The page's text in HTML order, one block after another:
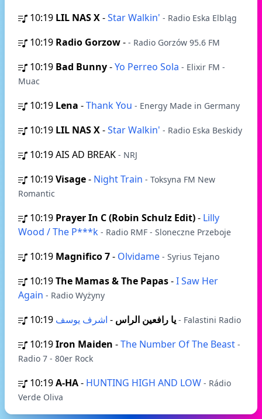
10:19 LIL NAS X-Star Walkin' - Radio Eska Elbląg
10:19 Radio Gorzow- - Radio Gorzów 95.6 FM
10:19 Bad Bunny-Yo Perreo Sola - Elixir FM -
Muac
10:19 Lena -Thank You - Energy Made in Germany
10:19 LIL NAS X-Star Walkin' - Radio Eska Beskidy
10:19AIS AD BREAK - NRJ
10:19Visage- Night Train - Toksyna FM New
Romantic
10:19 Prayer In C (Robin Schulz Edit)- Lilly
Wood / The P***k - Radio RMF - Sloneczne Przeboje
10:19 Magnifico 7- Olvidame - Syrius Tejano
10:19The Mamas & The Papas-I Saw Her
Again - Radio Wyżyny
10:19 يا رافعين الراس - - Falastini Radio
10:19Iron Maiden -The Number Of The Beast -
Radio 7 - 80er Rock
10:19A-HA- HUNTING HIGH AND LOW - Rádio
Verde Oliva